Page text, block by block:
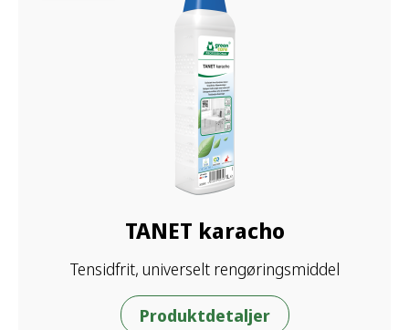
TANET karacho
Tensidfrit, universelt rengøringsmiddel
Produktdetaljer